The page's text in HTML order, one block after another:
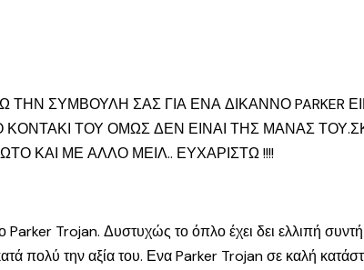
ΣΥΜΒΟΥΛΗ ΣΑΣ ΓΙΑ ΕΝΑ ΔΙΚΑΝΝΟ PARKER
ΚΟΝΤΑΚΙ ΤΟΥ ΟΜΩΣ ΔΕΝ ΕΙΝΑΙ ΤΗΣ ΜΑΝΑΣ
ΚΑΙ ΜΕ ΑΛΛΟ ΜΕΙΛ.. ΕΥΧΑΡΙΣΤΩ !!!!
Parker Trojan. Δυστυχώς το όπλο έχει δει ελλιπή
πολύ την αξία του. Ενα Parker Trojan σε καλή